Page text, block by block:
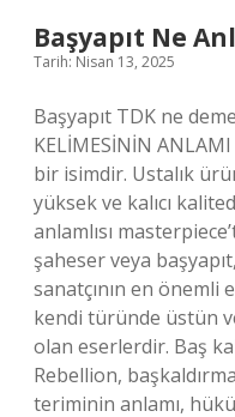
Başyapıt Ne
Tarih: Nisan 13, 2025
Başyapıt TDK ne
KELİMESİNİN
bir isimdir. Ustalık
yüksek ve kalıcı
anlamlısı
şaheser veya
sanatçının en önemli
kendi türünde üstün
olan eserlerdir. Baş
Rebellion,
teriminin anlamı,